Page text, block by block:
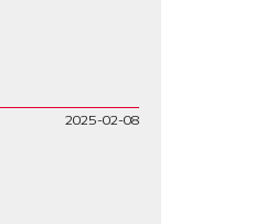
2025-02-08